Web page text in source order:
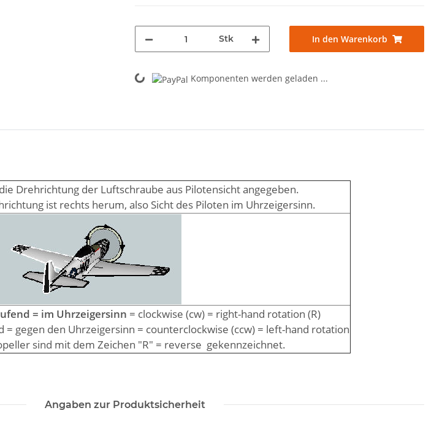
Stk In den Warenkorb
Loading... Komponenten werden geladen ...
Drehrichtung der Luftschraube aus Pilotensicht angegeben.
ist rechts herum, also Sicht des Piloten im Uhrzeigersinn.
= im Uhrzeigersinn = clockwise (cw) = right-hand rotation (R)
gegen den Uhrzeigersinn = counterclockwise (ccw) = left-hand rotation
sind mit dem Zeichen "R" = reverse gekennzeichnet.
Angaben zur Produktsicherheit